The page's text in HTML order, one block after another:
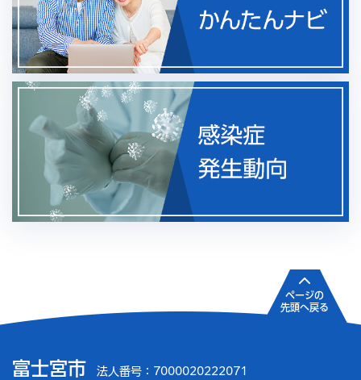
富士宮市 法人番号：7000020222071
ページの
先頭へ戻る